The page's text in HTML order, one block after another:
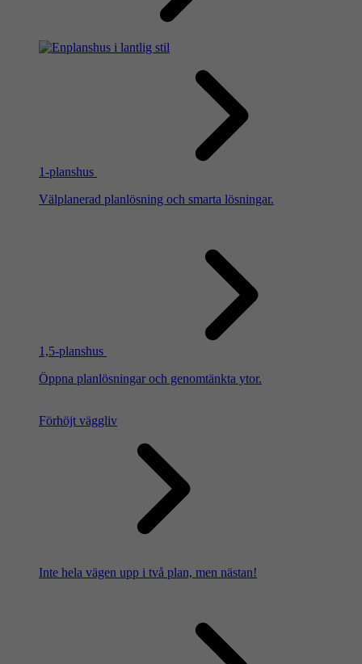
1-planshus
Välplanerad planlösning och smarta lösningar.
1,5-planshus
Öppna planlösningar och genomtänkta ytor.
Förhöjt väggliv
Inte hela vägen upp i två plan, men nästan!